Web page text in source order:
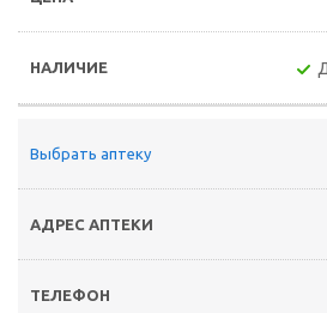
Выбрать аптеку